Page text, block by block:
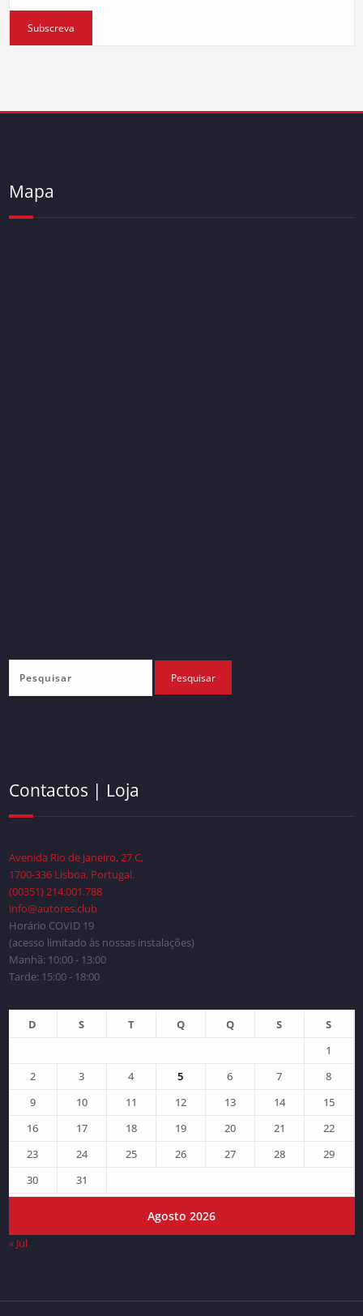
Subscreva
Mapa
Contactos | Loja
Avenida Rio de Janeiro, 27 C,
1700-336 Lisboa, Portugal.
(00351) 214.001.788
info@autores.club
Horário COVID 19
(acesso limitado às nossas instalações)
Manhã: 10:00 - 13:00
Tarde: 15:00 - 18:00
Agosto 2026
D S T Q Q S
S
1
2
3 4 5 6 7
8
9
10 11 12 13 14
15
16
17 18 19 20 21
22
23
24 25 26 27 28
29
30
31
« Jul